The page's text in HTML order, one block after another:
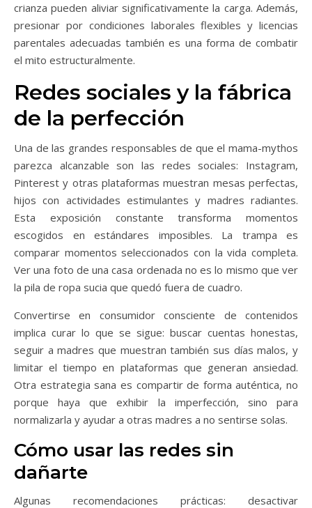
crianza pueden aliviar significativamente la carga. Además,
presionar por condiciones laborales flexibles y licencias
parentales adecuadas también es una forma de combatir
el mito estructuralmente.
Redes sociales y la fábrica
de la perfección
Una de las grandes responsables de que el mama-mythos
parezca alcanzable son las redes sociales: Instagram,
Pinterest y otras plataformas muestran mesas perfectas,
hijos con actividades estimulantes y madres radiantes.
Esta exposición constante transforma momentos
escogidos en estándares imposibles. La trampa es
comparar momentos seleccionados con la vida completa.
Ver una foto de una casa ordenada no es lo mismo que ver
la pila de ropa sucia que quedó fuera de cuadro.
Convertirse en consumidor consciente de contenidos
implica curar lo que se sigue: buscar cuentas honestas,
seguir a madres que muestran también sus días malos, y
limitar el tiempo en plataformas que generan ansiedad.
Otra estrategia sana es compartir de forma auténtica, no
porque haya que exhibir la imperfección, sino para
normalizarla y ayudar a otras madres a no sentirse solas.
Cómo usar las redes sin
dañarte
Algunas recomendaciones prácticas: desactivar